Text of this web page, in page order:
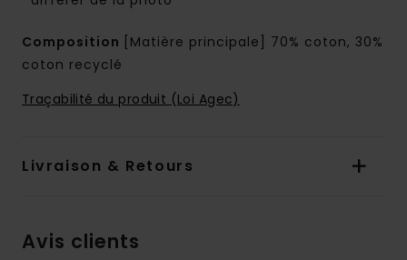
Composition
[Matière principale] 70% coton, 30%
coton recyclé
Traçabilité du produit (Loi Agec)
Livraison & Retours
Avis clients